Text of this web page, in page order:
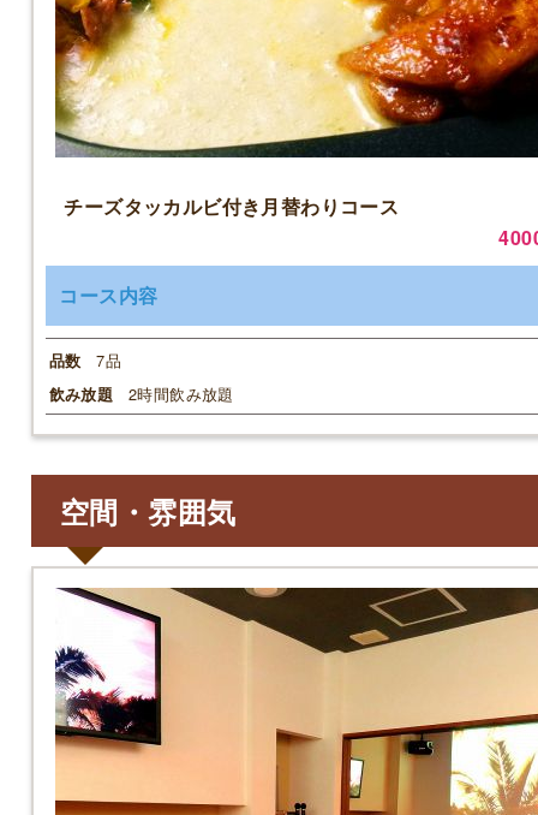
チーズタッカルビ付き月替わりコース
コース内容
品数 7品
飲み放題 2時間飲み放題
空間・雰囲気